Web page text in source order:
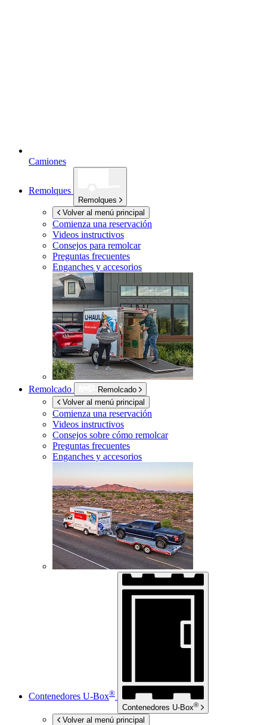
Camiones
Remolques
Remolques
Volver al menú principal
Comienza una reservación
Videos instructivos
Consejos para remolcar
Preguntas frecuentes
Enganches y accesorios
Remolcado
Remolcado
Volver al menú principal
Comienza una reservación
Videos instructivos
Consejos sobre cómo remolcar
Preguntas frecuentes
Enganches y accesorios
Contenedores U-Box®
Contenedores U-Box®
Volver al menú principal